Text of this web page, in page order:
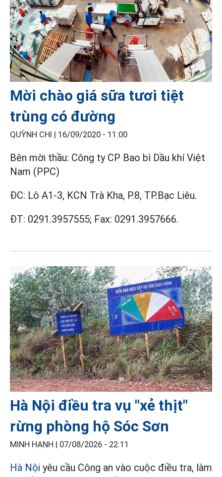
Mời chào giá sữa tươi tiệt
trùng có đường
QUỲNH CHI | 16/09/2020 - 11:00
Bên mời thầu: Công ty CP Bao bì Dầu khí Việt
Nam (PPC)
ĐC: Lô A1-3, KCN Trà Kha, P.8, TP.Bạc Liêu.
ĐT: 0291.3957555; Fax: 0291.3957666.
Hà Nội điều tra vụ "xẻ thịt"
rừng phòng hộ Sóc Sơn
MINH HẠNH | 07/08/2026 - 22:11
Hà Nội yêu cầu Công an vào cuộc điều tra, làm